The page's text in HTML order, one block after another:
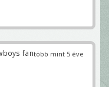
több mint 5 éve
fan